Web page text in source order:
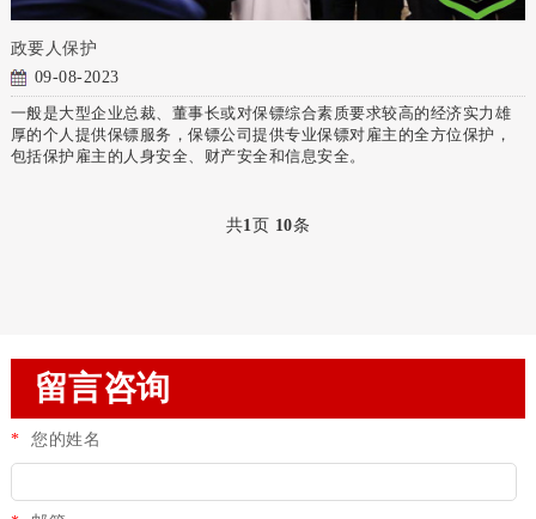
政要人保护
09-08-2023
一般是大型企业总裁、董事长或对保镖综合素质要求较高的经济实力雄
厚的个人提供保镖服务，保镖公司提供专业保镖对雇主的全方位保护，
包括保护雇主的人身安全、财产安全和信息安全。
共1页 10条
留言咨询
* 您的姓名